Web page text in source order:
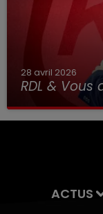
28 avril 2026
RDL & Vous
ACTUS